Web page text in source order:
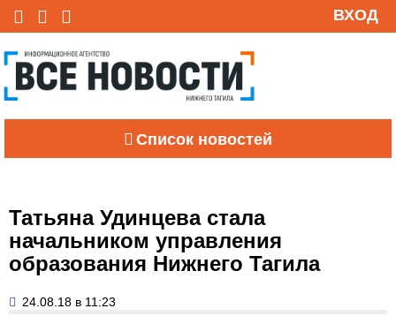
ВХОД
Список новостей
Татьяна Удинцева стала
начальником управления
образования Нижнего Тагила
24.08.18 в 11:23